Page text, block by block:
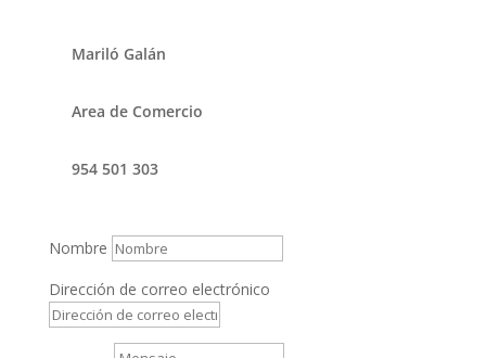
Mariló Galán
Area de Comercio
954 501 303
Nombre
Dirección de correo electrónico